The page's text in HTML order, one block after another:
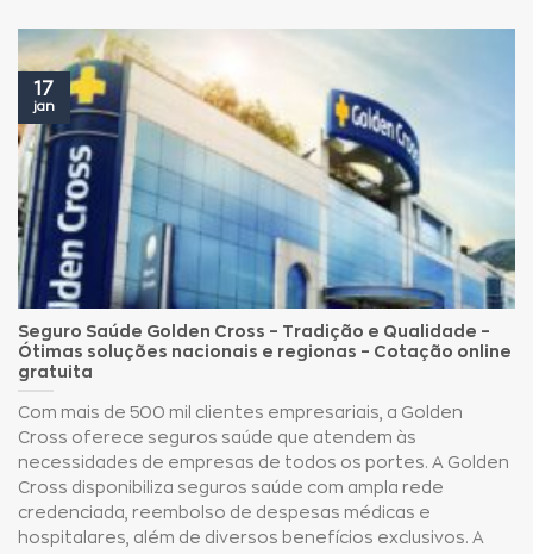
Seguro Saúde Golden Cross – Tradição e Qualidade –
Ótimas soluções nacionais e regionas – Cotação online
gratuita
Com mais de 500 mil clientes empresariais, a Golden
Cross oferece seguros saúde que atendem às
necessidades de empresas de todos os portes. A Golden
Cross disponibiliza seguros saúde com ampla rede
credenciada, reembolso de despesas médicas e
hospitalares, além de diversos benefícios exclusivos. A
17
jan